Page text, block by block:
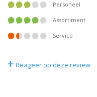
Personeel
Assortiment
Service
+ Reageer op deze review